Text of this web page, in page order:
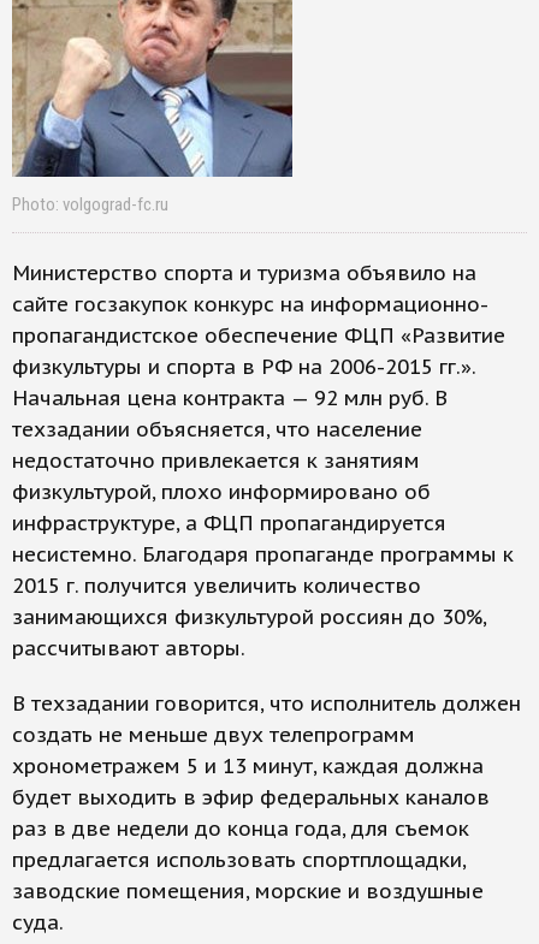
Photo: volgograd-fc.ru
Министерство спорта и туризма объявило на
сайте госзакупок конкурс на информационно-
пропагандистское обеспечение ФЦП «Развитие
физкультуры и спорта в РФ на 2006-2015 гг.».
Начальная цена контракта — 92 млн руб. В
техзадании объясняется, что население
недостаточно привлекается к занятиям
физкультурой, плохо информировано об
инфраструктуре, а ФЦП пропагандируется
несистемно. Благодаря пропаганде программы к
2015 г. получится увеличить количество
занимающихся физкультурой россиян до 30%,
рассчитывают авторы.
В техзадании говорится, что исполнитель должен
создать не меньше двух телепрограмм
хронометражем 5 и 13 минут, каждая должна
будет выходить в эфир федеральных каналов
раз в две недели до конца года, для съемок
предлагается использовать спортплощадки,
заводские помещения, морские и воздушные
суда.